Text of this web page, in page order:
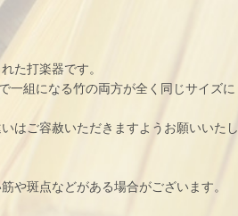
た打楽器です。
一組になる竹の両方が全く同じサイズに
はご容赦いただきますようお願いいたし
や斑点などがある場合がございます。